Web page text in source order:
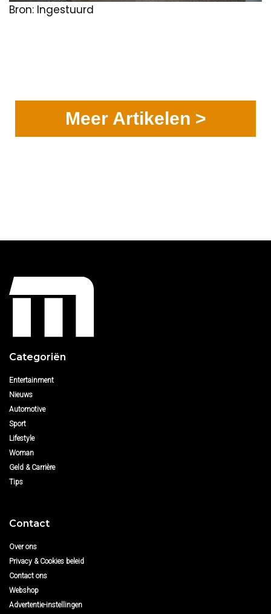
Bron: Ingestuurd
Meer Artikelen >
Categoriën
Entertainment
Nieuws
Automotive
Sport
Lifestyle
Woman
Geld & Carrière
Tips
Contact
Over ons
Privacy & Cookies beleid
Contact ons
Webshop
Advertentie-instellingen